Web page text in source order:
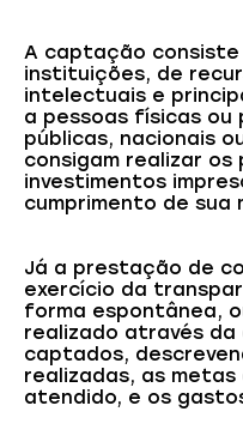
A captação
instituições, de
intelectuais e
a pessoas físicas ou
públicas, nacionais
consigam realizar os
investimentos
cumprimento de sua
Já a prestação de
exercício da
forma espontânea,
realizado através
captados,
realizadas, as
atendido, e os